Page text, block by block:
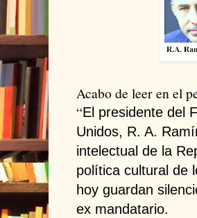
Acabo de leer en el
“El presidente del
Unidos, R. A.
intelectual de la
política cultural de
hoy guardan
ex mandatario.